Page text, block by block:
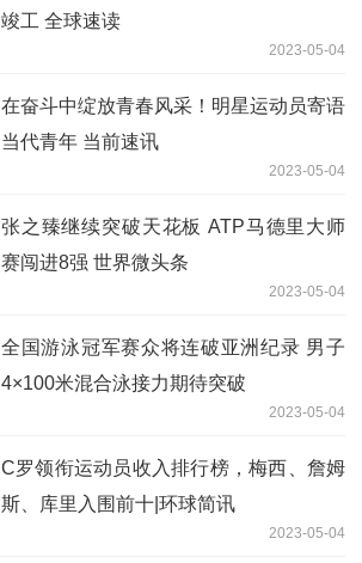
竣工 全球速读
2023-05-04
在奋斗中绽放青春风采！明星运动员寄语
当代青年 当前速讯
2023-05-04
张之臻继续突破天花板 ATP马德里大师
赛闯进8强 世界微头条
2023-05-04
全国游泳冠军赛众将连破亚洲纪录 男子
4×100米混合泳接力期待突破
2023-05-04
C罗领衔运动员收入排行榜，梅西、詹姆
斯、库里入围前十|环球简讯
2023-05-04